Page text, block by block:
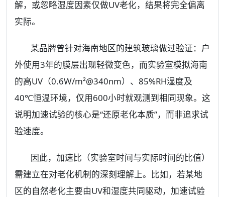
解，或忽略湿度因素仅做UV老化，结果将完全偏离
实际。
某品牌曾针对海南地区的建筑玻璃做过验证：户
外使用3年的膜层出现轻微变色，而实验室模拟海南
的高UV（0.6W/m²@340nm）、85%RH湿度及
40℃恒温环境，仅用600小时就观测到相同现象。这
说明加速试验的核心是“还原老化本质”，而非追求试
验速度。
因此，加速比（实验室时间与实际时间的比值）
需建立在对老化机制的深刻理解上。比如，若某地
区的自然老化主要由UV和湿度共同驱动，加速试验